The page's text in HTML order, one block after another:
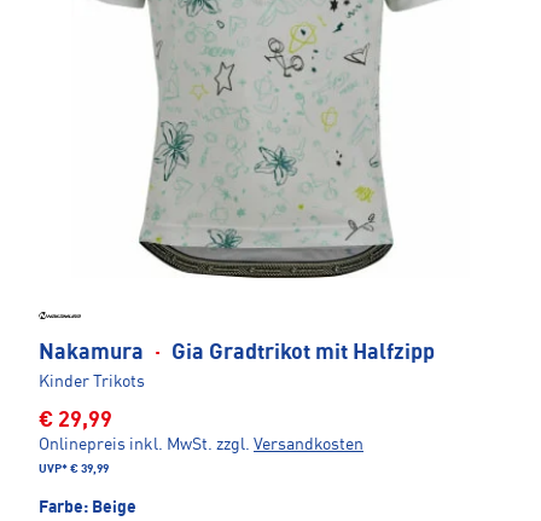
Nakamura · Gia Gradtrikot mit Halfzipp
Kinder Trikots
€ 29,99
Onlinepreis inkl. MwSt. zzgl. Versandkosten
UVP* € 39,99
Farbe: Beige